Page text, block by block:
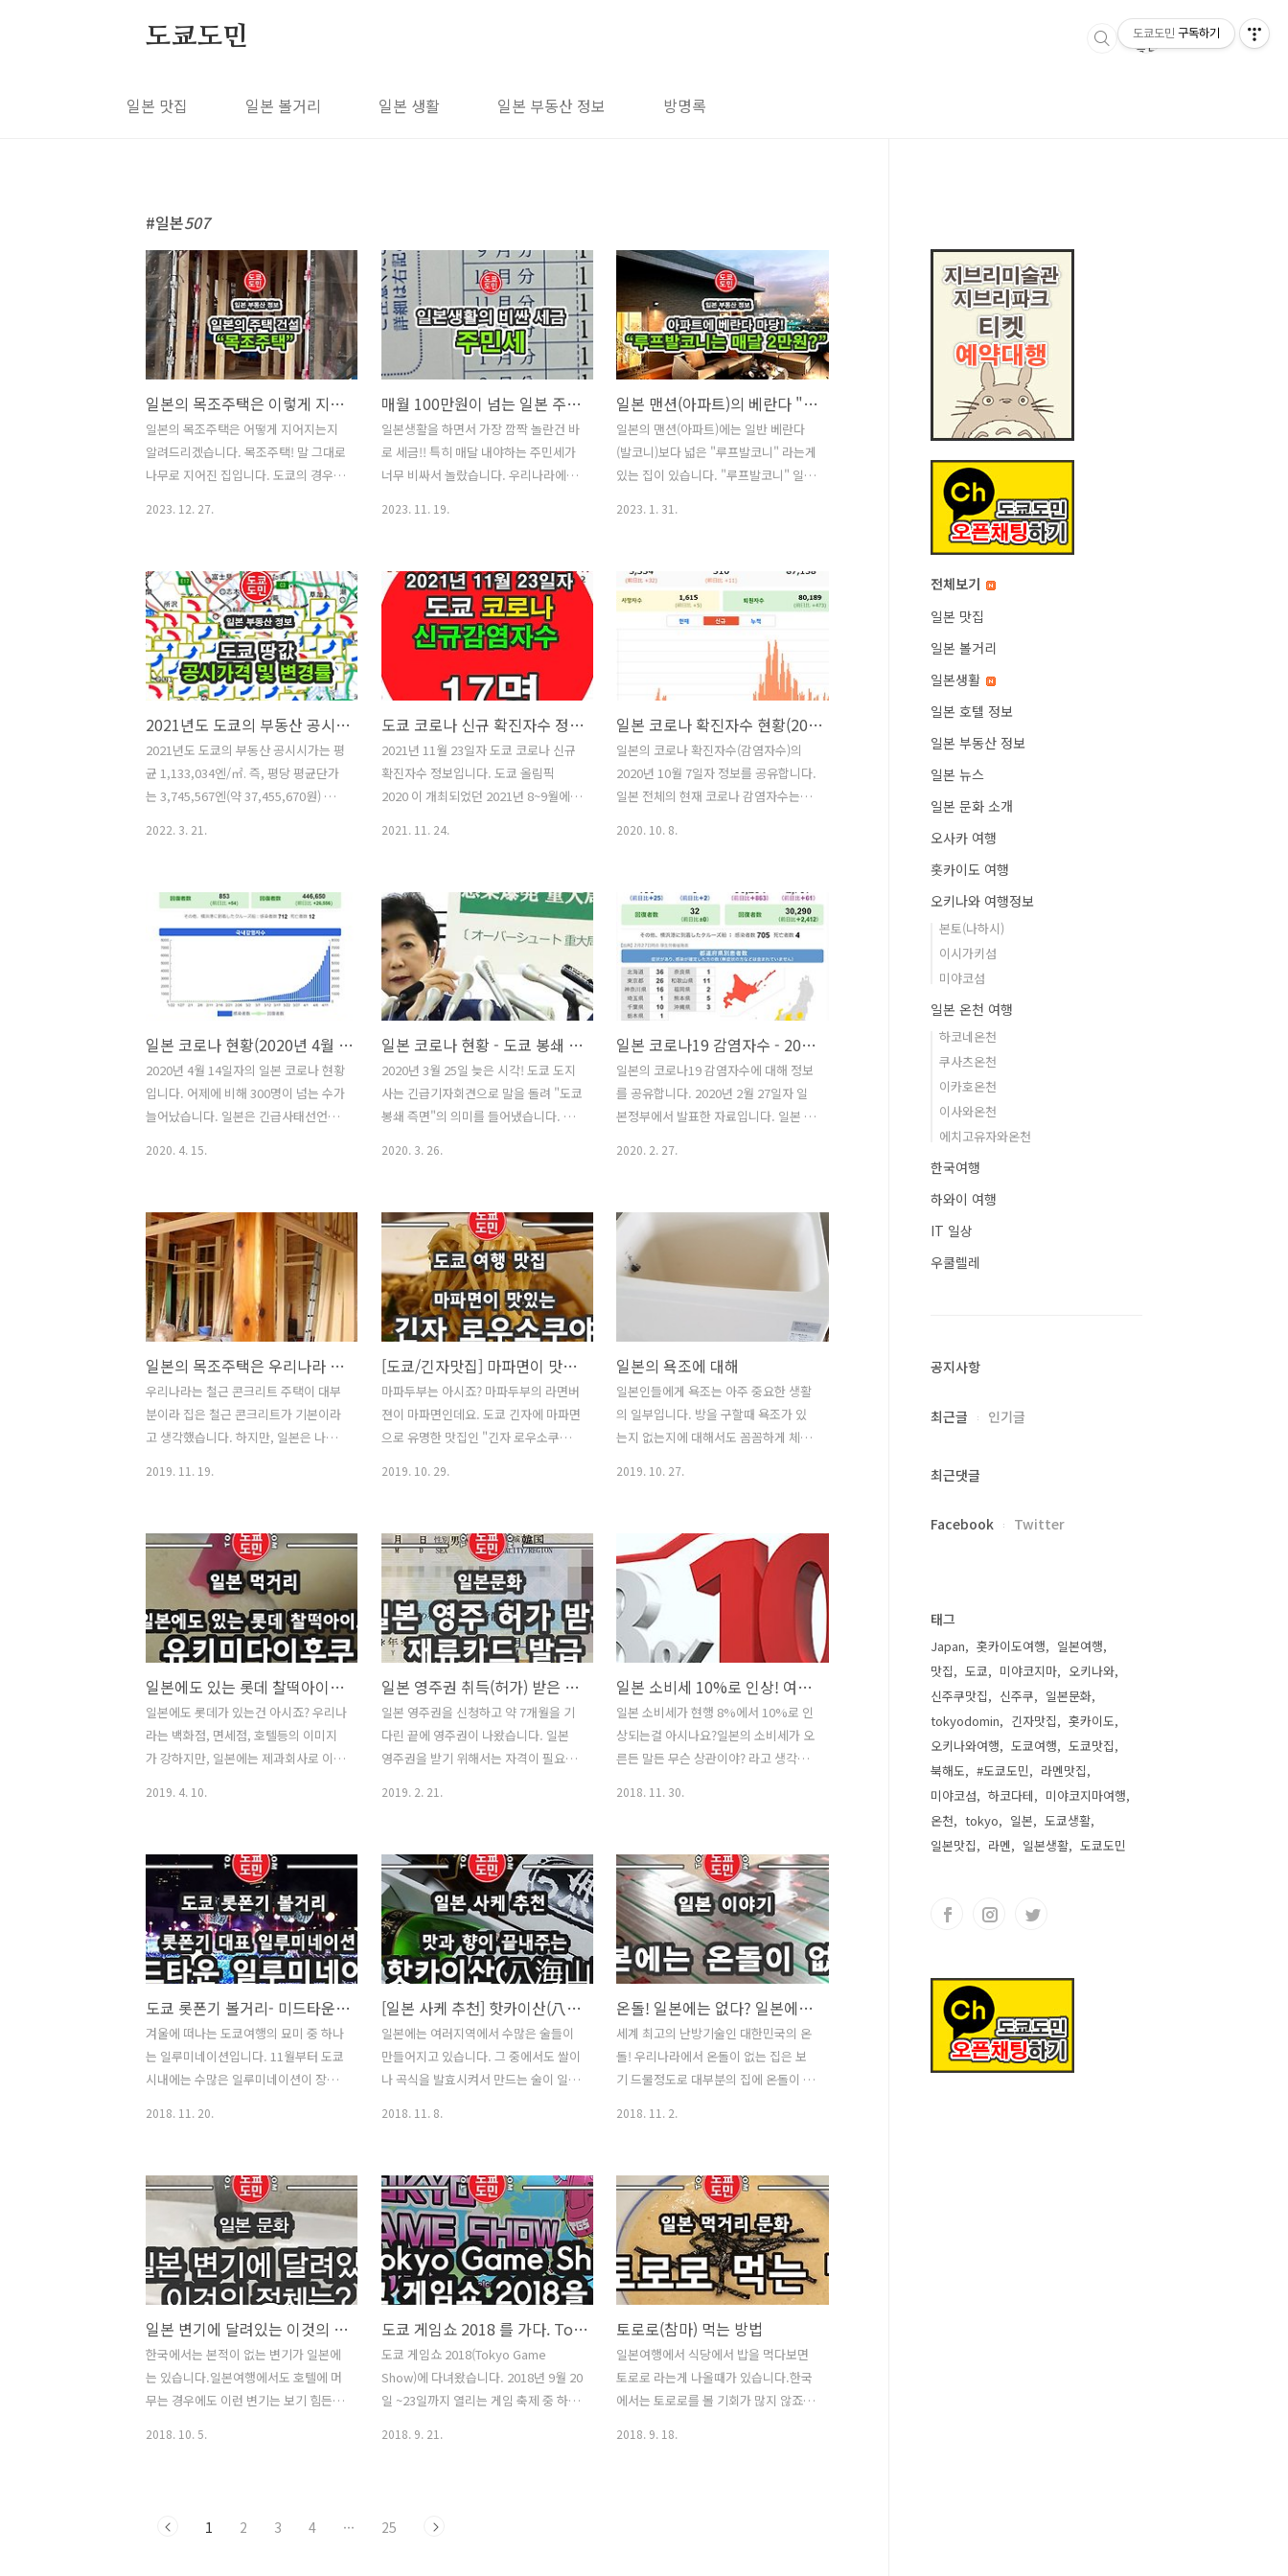
도쿄도민
일본 맛집 일본 볼거리 일본 생활 일본 부동산 정보 방명록
일본507
일본의 목조주택은 이렇게 지어진다
일본의 목조주택은 어떻게 지어지는지
알려드리겠습니다. 목조주택! 말 그대로
나무로 지어진 집입니다. 도쿄의 경우
도 이렇게 콘크리트로 작업을 한답니다.
원래 이곳은 밭이었습니다. 땅주인이 땅
을 일부 팔아 목조건물로 단독주택을 짓
고, 그 옆에는 땅 주인이 새집을 지어서
살 땅이라고 하네요. 이 땅에 총 6개의
집이 지어집니다. 도쿄에서는 마당 있는
집은 구경하기 힘들답니다. 여기에 단독
주택을 짓는 건설회사의 특징은 옥상을
활용한 주택입니다. 위의 사진을 보시면
아시겠지만, 옥상에 꾸며놓은거 보이시
2023. 12. 27.
매월 100만원이 넘는 일본 주민세!
일본생활을 하면서 가장 깜짝 놀란건 바
로 세금!! 특히 매달 내야하는 주민세가
너무 비싸서 놀랐습니다. 우리나라에서
에 내고 있는 주민세! 주민세는 작년 수
입에 따라 올해 6월부터 내년 5월까지
내야하는 주민세인데요. 그리고 주민세
는 사람들마다 사는 지역에 따라 세금도
조금 다릅니다. 매달 내야하는 주민세.
얼마인지 볼까요? 우리나라로 치면 구
청, 읍사무소 이런데서 계산을 해서 올
해의 납입청구서가 날아옵니다. 6월은
123,400엔. (약 1,234,000원) 7월부터
는 122,700엔. (약 1,237,000원). 우리
2023. 11. 19.
일본 맨션(아파트)의 베란다 "루프발코니(마당)"는 매달 이용료 2만원(?)
일본의 맨션(아파트)에는 일반 베란다
(발코니)보다 넓은 "루프발코니" 라는게
있는 집이 있습니다. "루프발코니" 일본
프발코니"란 무엇이냐? 일반 발코니(베
란다)보다 좀 더 넓은 베란다라고 생각
하시면 됩니다. 간단하게 설명하자면,
맨션에 달린 자기집의 "마당" 이다라고
생각하시면 됩니다. 루프발코니가 있는
맨션은 위의 사진과 같이 맨션(아파트)
건물의 제일 끝에 있는 집이 달려있는 곳
이 일반적입니다. 그래서 계단식으로 건
물 디자인이 되어 있답니다. 실제로 루
프발코니는 이런식이에요. 베란다(마당)
2023. 1. 31.
2021년도 도쿄의 부동산 공시시가(땅값)
2021년도 도쿄의 부동산 공시시가는 평
균 1,133,034엔/㎡. 즉, 평당 평균단가
는 3,745,567엔(약 37,455,670원) 일본
즉, 평당 단가는 8,644,548엔(약
86,445,480원) 도쿄 땅값 랭킹 - 2021
년도 기준 긴자, 도쿄역 주변이 제일 비
싼 땅이네요. 그리고 롯폰기, 시부야, 신
주쿠, 이케부쿠로 주변순입니다. 도쿄
내려갔네요. 도쿄 긴자의 땅값은 평당
17억7190만원. 도쿄역 주변 땅값은 평
당 12억2975만원. 신주쿠 주변 땅값은
평당 12억0661만원. 그래도 신주쿠 ..
2022. 3. 21.
도쿄 코로나 신규 확진자수 정보(2021년 11월 23일자)
2021년 11월 23일자 도쿄 코로나 신규
확진자수 정보입니다. 도쿄 올림픽
2020 이 개최되었던 2021년 8~9월에는
명! 최근 도쿄에서는 매일 20명이하의
신규 확진자가 나오고 있습니다. 코로나
에 감염되어 있는 수는 도쿄만 170명으
로 아주 낮은 수치입니다. 코로나 백신
접종도 많이 진행이 되긴 했지만, 우리
나라를 비롯한 다른 나라에서도 백신 접
종률이 높아도 확진자수가 다시 높아지
고 있는 이 시점에 일본은 아주 잠잠합니
다. 정말 감염자가 안나오고 있는건지,
아니면 엄청 많은데 일본정부가 감추고
2021. 11. 24.
일본 코로나 확진자수 현황(2020년 10월 7일자)
일본의 코로나 확진자수(감염자수)의
2020년 10월 7일자 정보를 공유합니다.
일본 전체의 현재 코로나 감염자수는
규 코로나 확진자수 도쿄만 해도 코로나
신규확진자수가 매일 약 200명이 나오
고 있는 상황입니다. 그래프가 주는듯
하면서도 현재는 약 200명선을 계속 유
지하고 있는 것처럼도 보입니다. 일본
지역별 코로나 감염자수 (2020년 10월
7일 시점) 누적이 아닌 현재 감염되어 있
는 인원수입니다. 도쿄 : 1868명. 오사카
: 463명. 홋카이도 : 196명 후쿠오카 : 76
명 일본 지역별 코로나 신규 감염자수
2020. 10. 8.
일본 코로나 현황(2020년 4월 14일자)
2020년 4월 14일자의 일본 코로나 현황
입니다. 어제에 비해 300명이 넘는 수가
늘어났습니다. 일본은 긴급사태선언으
에서 어떻게든 대응을 해달라는 목소리
가 나오고 있습니다. 도쿄의 코로나 감
염자 현황 2020년 4월 14일자 도쿄의
감염자수는 161명. 감염자가 줄어들지
않는 상황이 연일 이어지고 있습니다.
아주 심각한 상황으로 진행중인거 같습
니다. 아직도 PCR검사를 받고 싶어도
받지 못하는 사람들이 많은 상황이라 실
제로 감염자수는 아주 많을거라 생각됩
니다. 도쿄도내의 경우에만 PCR검사가
하루에 약 300명정도밖에 받지 못하고
2020. 4. 15.
일본 코로나 현황 - 도쿄 봉쇄 현실화 되나?
2020년 3월 25일 늦은 시각! 도쿄 도지
사는 긴급기자회견으로 말을 돌려 "도쿄
봉쇄 즉면"의 의미를 들어냈습니다. 갑
다. 평일,주말에는 가급적 외출 삼가! 정
부에서도 이와 같은 요청은 하였습니다
만, 이번에는 도쿄 도지사가 강경하게
요청을 하였는데요. 일본은 법으로 인해
강제적으로 직접적으로 막지는 못하는
거 같습니다. 그래서 말을 조금 돌려 말
을 한거 같은데, 인터넷에서는 이를 "도
쿄 봉쇄" 라고 해석을 하고 있습니다. 긴
급 기자회견을 가진 그 다음날인 3월 26
일! 도쿄의 슈퍼마켓은 대혼란으로 상황
이 악화되고 있습니다. 도쿄 봉쇄? 그로
2020. 3. 26.
일본 코로나19 감염자수 - 2020년 2월 27일자 정보.
일본의 코로나19 감염자수에 대해 정보
를 공유합니다. 2020년 2월 27일자 일
본정부에서 발표한 자료입니다. 일본 감
2위입니다. 우리나라의 경우 2월 27일
자로 감염자수가 1766명입니다. 우리나
라는 1766명. 일본은 189명. 왜 이렇게
차이가 많이 나는걸까요? 감염자수가 이
가 제대로 조사를 하고 있지 않기 때문입
니다. 일본도 코로나19 감염자수가 아주
많을겁니다. 일본은 코로나19 검사를 받
고 싶어도 검사를 받게 해주질 않고 있습
니다. 이런 일본정부의 태도에 대해 일
본내의 인터넷상에서는 일본 국민들도
2020. 2. 27.
일본의 목조주택은 우리나라 주택과 어떻게 다른가?
우리나라는 철근 콘크리트 주택이 대부
분이라 집은 철근 콘크리트가 기본이라
고 생각했습니다. 하지만, 일본은 나무
생각했습니다. 게다가 목조건물이라고
하면 정말 허름하고 나무 틈 사이로 바람
이 솔솔 불어오는 이미지가 떠올랐는데
요. 제대로 알아보니 목조건물이라고 해
서 저렴하고 허술한 주택이 아니라 아주
튼튼하고 살아숨쉬는 느낌을 받을 수 있
는 주택임을 알게 되었습니다. 목조주
택! 말 그대로 나무로 지은 집! 기본 뼈대
가 되는 기둥이라든지 벽이라든지 전부
나무로 되어있습니다. 실제로 목조주택
을 짓고 있는 곳이 있길래 사진을 찍어보
2019. 11. 19.
[도쿄/긴자맛집] 마파면이 맛있는 "긴자 로우소쿠야(Ginza Rousokuya)"
마파두부는 아시죠? 마파두부의 라면버
젼이 마파면인데요. 도쿄 긴자에 마파면
으로 유명한 맛집인 "긴자 로우소쿠야
하고 본적이 있었는데요. 바로 마파면으
로 유명한 "긴자 로우소쿠야(Ginza
Rousokuya)" 였습니다. "로우소쿠
야"의 뜻은 양초가게 라는 뜻인데요. 양
초가게가 아닌데 왜 로우소쿠야 라고 하
는지 궁금하시죠? 그건 제일 밑에 설명
해드릴께요. 아! 그리고 중요한거!! 누구
랑 같이 가서 한명 줄세워놓고 나중에 중
간에 끼어들수 없습니다. 같이 먹을려면
제일 뒤로 가서 줄을 서야하고, 그냥 따
로따로 먹을려면 원래 줄 서있던 사람만
2019. 10. 29.
일본의 욕조에 대해
일본인들에게 욕조는 아주 중요한 생활
의 일부입니다. 방을 구할때 욕조가 있
는지 없는지에 대해서도 꼼꼼하게 체크
은 특히 겨울이 되면 매일매일 욕조에 물
을 받아서 목욕을 하고 몸을 따뜻하게 데
워서 나오시는 분들이 많습니다. 목욕탕
(일본어로는 센토)을 가기보다는 집에서
욕조에 물을 받아놓고 목욕을 하시는 분
들이 많이 있습니다. 일본은 전세라는
개념이 없기때문에 월세로 사는 사람들
이 꽤 많습니다. 월세로 사는 집은 대부
분 저렴하게 집을 지을려고 하기 때문
에, 안에 들어가 있는 시설들이 좋은게
아니라 조금 저렴한걸로 구성된게 많이
2019. 10. 27.
일본에도 있는 롯데 찰떡아이스 '유키미다이후쿠(雪見だいふく)'
일본에도 롯데가 있는건 아시죠? 우리나
라는 백화점, 면세점, 호텔등의 이미지
가 강하지만, 일본에는 제과회사로 이미
見だいふく)' 입니다. 우리나라의 찰떡
아이스와 똑같죠? 일본에서 '유키미다
이후쿠(雪見だいふく)'라는 이름으로
판매되고 있답니다. 찰떡아이스의 종류
는 우리나라에는 참 다양한거 같은데,
일본에는 몇종류 없는거 같아요. 패키지
와 만드는 방법은 동일한거 같습니다.
똑같은 롯데가 만드니 그런거 같고요.
이것 외에도 롯데에서 판매하고 있는 제
과는 우리나라와 똑같은 상품들이 일본
에서도 많이 팔리고 있답니다. '유키미
2019. 4. 10.
일본 영주권 취득(허가) 받은 재류카드 발급
일본 영주권을 신청하고 약 7개월을 기
다린 끝에 영주권이 나왔습니다. 일본
영주권을 받기 위해서는 자격이 필요하
모으면 됩니다만, 보증인이 문제였습니
다. 영주권 준비를 위해 알아볼때에는
대행업체에 의뢰하면 된다고 하더라고
요. 근데 대행업체에 의뢰하면 10만엔
(약 100만원)이 넘는 돈이 든다고 들은
적이 있어서 주변에 영주권 취득하신 분
들에게 물어보니 직접 하셨다고 하셔서
도움을 받아 직접해보니 보증인 문제만
아니면 쉽게 해결 되더군요. 영주권 신
청 비용도 0엔으로 가능했어요. 2018년
7월 13일, 도쿄 시나가와에 있는 도쿄
2019. 2. 21.
일본 소비세 10%로 인상! 여행객들에게 미치는 영향은?
일본 소비세가 현행 8%에서 10%로 인
상되는걸 아시나요?일본의 소비세가 오
른든 말든 무슨 상관이야? 라고 생각하
에서 무엇을 사든, 무엇을 먹든 10%로
인상된 소비세를 지불해야하기 때문에
일본여행시 사용하는 경비가 늘어날수
밖에 없습니다.일본 여행을 가면 여행
기념품도 사시고 맛있는 음식들도 드실
텐데요.예를 들어 일본에 와서 100만원
짜리 명품 가방을 구입했다고 해요.그러
면 지금은 소비세가 8%이기 때문에
108만원을 지불하면 되는데, 소비세가
10%가 되면 110만원을 지불해야 합니
다. 일본은 원래 소비세는 5%였는데,
2018. 11. 30.
도쿄 롯폰기 볼거리- 미드타운 크리스마스 일루미네이션 2018
겨울에 떠나는 도쿄여행의 묘미 중 하나
는 일루미네이션입니다. 11월부터 도쿄
시내에는 수많은 일루미네이션이 장식
이션은 매년 열리는데 매년 다른 테마의
일루미네이션이 꾸며지기 때문에 매년
보는 재미가 솔솔합니다.도쿄 롯폰기 미
드타운은 롯폰기역 바로 앞에 있습니다.
미드타운에 가면 일루미네이션 코스가
소개 되어있습니다.미드타운 일루미네
이션은 11월 13일 ~ 12월 25일까지 17
시~23시까지로 기간한정으로 열립니
다. 미드타운 주변으로 수많은 일루미네
이션이 장식되어 있어서 데이트코스로
2018. 11. 20.
[일본 사케 추천] 핫카이산(八海山) 일본술(니혼슈) 강력 추천
일본에는 여러지역에서 수많은 술들이
만들어지고 있습니다. 그 중에서도 쌀이
나 곡식을 발효시켜서 만드는 술이 일본
습니다. 우리나라에서 '일본 사케' 라고
하는건 대부분 '니혼슈(日本酒)'를 뜻하
는데요. 그럼, 이 '니혼슈(日本酒)'는 무
엇인가! '니혼슈(日本酒)' = 정종(正宗)
= 청주(淸酒) ​ 우리나라에서 정종이라는
술이 있습니다. 왠지 정종이라고 하면
나이드신분들이 마시는 이미지가 개인
적으로 있어요. 그리고 차례상에도 올리
기도 하는 술이지요. 정종은 일제시대때
일본의 사케인 니혼슈를 한국에서 판매
2018. 11. 8.
온돌! 일본에는 없다? 일본에는 '유카단보'가 있다.
세계 최고의 난방기술인 대한민국의 온
돌! 우리나라에서 온돌이 없는 집은 보
기 드물정도로 대부분의 집에 온돌이 있
라에도 있겠지라고 생각했었는데 대부
분의 집에 온돌이 없는 나라가 있다는 사
실에 놀라움을 감출수가 없었습니다. 대
한민국의 온돌! 겨울엔 온돌없이는 살기
어려운데요. 우리나라도 오래전에는 부
뚜막에 불을 피워서 그 열로 방을 데웠었
지만, 그 후 기술발전으로 보일러가 나
오면서 방에 온수를 순환시켜서 방을 따
뜻하게 데우게 되었지요. 집을 지을때
온돌공사를 하게 되면 이렇게 두꺼운 호
2018. 11. 2.
일본 변기에 달려있는 이것의 정체는? 일본 화장실은 독방?
한국에서는 본적이 없는 변기가 일본에
는 있습니다.일본여행에서도 호텔에 머
무는 경우에도 이런 변기는 보기 힘든데
원룸 등등에는 화장실과 욕실이 따로 만
2018. 10. 5.
도쿄 게임쇼 2018 를 가다. Tokyo Game Show 2018.
도쿄 게임쇼 2018(Tokyo Game
Show)에 다녀왔습니다. 2018년 9월 20
일 ~23일까지 열리는 게임 축제 중 하나
2018(Tokyo Game Show) 이 열리고
2018. 9. 21.
토로로(참마) 먹는 방법
일본여행에서 식당에서 밥을 먹다보면
토로로 라는게 나올때가 있습니다.한국
에서는 토로로를 볼 기회가 많지 않죠?
2018. 9. 18.
1 2 3 4 ··· 25
전체보기
일본 맛집
일본 볼거리
일본생활
일본 호텔 정보
일본 부동산 정보
일본 뉴스
일본 문화 소개
오사카 여행
홋카이도 여행
오키나와 여행정보
본토(나하시)
이시가키섬
미야코섬
일본 온천 여행
하코네온천
쿠사츠온천
이카호온천
이사와온천
에치고유자와온천
한국여행
하와이 여행
IT 일상
우쿨렐레
공지사항
최근글 인기글
최근댓글
Facebook Twitter
태그
Japan 홋카이도여행
일본여행
맛집
도쿄 미야코지마
오키나와
신주쿠맛집
신주쿠
일본문화
tokyodomin
긴자맛집
홋카이도
오키나와여행
도쿄여행
도쿄맛집
북해도
#도쿄도민
라멘맛집
미야코섬
하코다테
미야코지마여행
온천
tokyo 일본
도쿄생활
일본맛집
라멘 일본생활 도쿄도민
도쿄도민 구독하기